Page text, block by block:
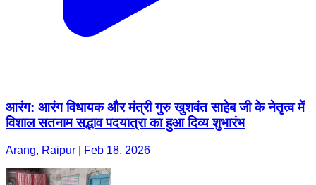
आरंग: आरंग विधायक और मंत्री गुरु खुशवंत साहेब जी के नेतृत्व में
विशाल सतनाम सद्भाव पदयात्रा का हुआ दिव्य शुभारंभ
Arang, Raipur | Feb 18, 2026